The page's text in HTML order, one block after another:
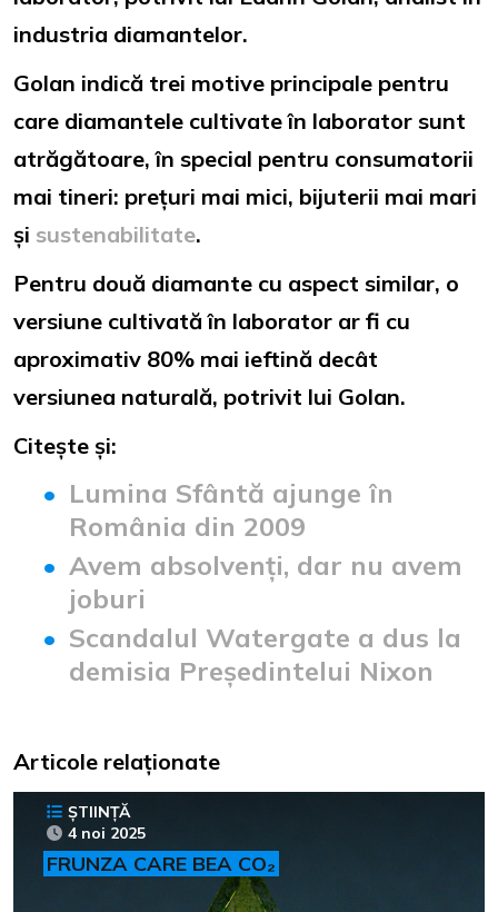
industria diamantelor.
Golan indică trei motive principale pentru
care diamantele cultivate în laborator sunt
atrăgătoare, în special pentru consumatorii
mai tineri: prețuri mai mici, bijuterii mai mari
și sustenabilitate.
Pentru două diamante cu aspect similar, o
versiune cultivată în laborator ar fi cu
aproximativ 80% mai ieftină decât
versiunea naturală, potrivit lui Golan.
Citește și:
Lumina Sfântă ajunge în
România din 2009
Avem absolvenți, dar nu avem
joburi
Scandalul Watergate a dus la
demisia Președintelui Nixon
Articole relaționate
ȘTIINȚĂ
4 noi 2025
FRUNZA CARE BEA CO₂